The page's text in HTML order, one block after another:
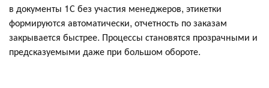
в документы 1С без участия менеджеров, этикетки
формируются автоматически, отчетность по заказам
закрывается быстрее. Процессы становятся прозрачными и
предсказуемыми даже при большом обороте.